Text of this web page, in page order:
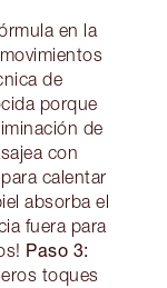
en la
de
porque
de
con
calentar
absorba el
fuera para
Paso 3:
toques